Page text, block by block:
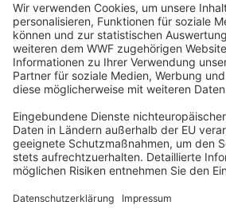
Ihre Spende kann steuerlich geltend
Registriert als Stiftung WWF
Justiz Berlin, Az: 3416/976/2
Umsatzsteuer-Identifikationsnummer:
Freistellungsbescheid: Als
von der Körperschaftssteuer gem. §5 I 9
Steuernummer 27/641/09321